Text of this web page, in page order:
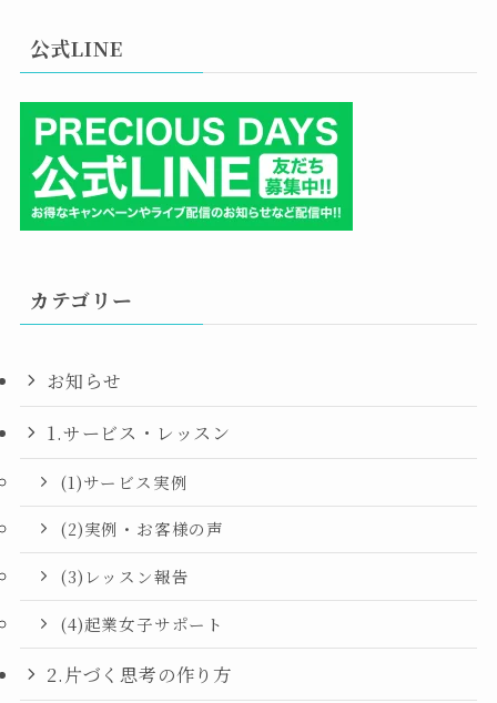
公式LINE
カテゴリー
お知らせ
1.サービス・レッスン
(1)サービス実例
(2)実例・お客様の声
(3)レッスン報告
(4)起業女子サポート
2.片づく思考の作り方